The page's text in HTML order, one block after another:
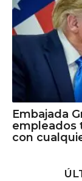
Embajada
empleados
con